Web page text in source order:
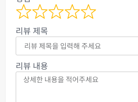
리뷰 제목
리뷰 내용